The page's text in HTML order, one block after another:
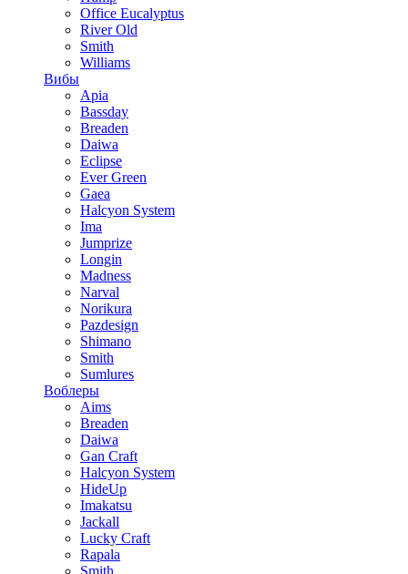
Office Eucalyptus
River Old
Smith
Williams
Вибы
Apia
Bassday
Breaden
Daiwa
Eclipse
Ever Green
Gaea
Halcyon System
Ima
Jumprize
Longin
Madness
Narval
Norikura
Pazdesign
Shimano
Smith
Sumlures
Воблеры
Aims
Breaden
Daiwa
Gan Craft
Halcyon System
HideUp
Imakatsu
Jackall
Lucky Craft
Rapala
Smith